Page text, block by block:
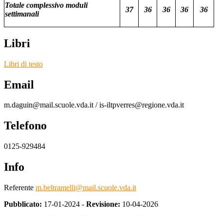
Totale complessivo moduli
settimanali
37 36 36 36 36
Libri
Libri di testo
Email
m.daguin@mail.scuole.vda.it / is-iltpverres@regione.vda.it
Telefono
0125-929484
Info
Referente m.beltramelli@mail.scuole.vda.it
Pubblicato: 17-01-2024 - Revisione: 10-04-2026